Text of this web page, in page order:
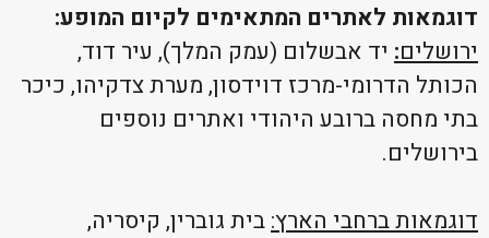
דוגמאות לאתרים המתאימים לקיום המופע:
ירושלים: יד אבשלום (עמק המלך), עיר דוד,
הכותל הדרומי-מרכז דוידסון, מערת צדקיהו, כיכר
בתי מחסה ברובע היהודי ואתרים נוספים
בירושלים.
דוגמאות ברחבי הארץ:בית גוברין, קיסריה,